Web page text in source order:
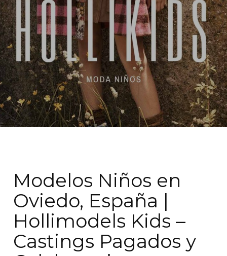
Modelos Niños en
Oviedo, España |
Hollimodels Kids –
Castings Pagados y